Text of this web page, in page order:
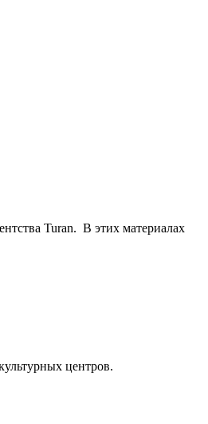
Turan. В этих материалах
центров.